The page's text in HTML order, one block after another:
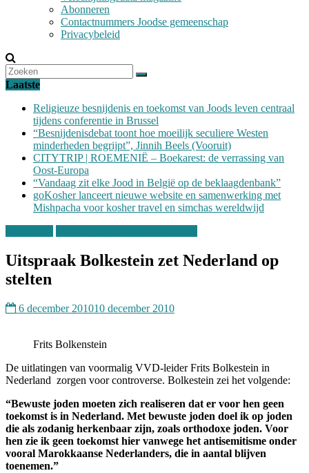
Abonneren
Contactnummers Joodse gemeenschap
Privacybeleid
Laatste
Religieuze besnijdenis en toekomst van Joods leven centraal
tijdens conferentie in Brussel
“Besnijdenisdebat toont hoe moeilijk seculiere Westen
minderheden begrijpt”, Jinnih Beels (Vooruit)
CITYTRIP | ROEMENIË – Boekarest: de verrassing van
Oost-Europa
“Vandaag zit elke Jood in België op de beklaagdenbank”
goKosher lanceert nieuwe website en samenwerking met
Mishpacha voor kosher travel en simchas wereldwijd
Uitspraak Bolkestein zet Nederland op
stelten
6 december 201010 december 2010
Frits Bolkenstein
De uitlatingen van voormalig VVD-leider Frits Bolkestein in
Nederland zorgen voor controverse. Bolkestein zei het volgende:
“Bewuste joden moeten zich realiseren dat er voor hen geen
toekomst is in Nederland. Met bewuste joden doel ik op joden
die als zodanig herkenbaar zijn, zoals orthodoxe joden. Voor
hen zie ik geen toekomst hier vanwege het antisemitisme onder
vooral Marokkaanse Nederlanders, die in aantal blijven
toenemen.”